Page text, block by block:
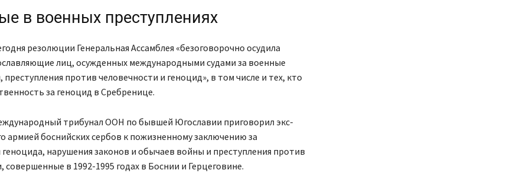
в военных преступлениях
резолюции Генеральная Ассамблея «безоговорочно осудила
лиц, осужденных международными судами за военные
преступления против человечности и геноцид», в том числе и тех, кто
за геноцид в Сребренице.
трибунал ООН по бывшей Югославии приговорил экс-
армией боснийских сербов к пожизненному заключению за
геноцида, нарушения законов и обычаев войны и преступления против
совершенные в 1992-1995 годах в Боснии и Герцеговине.